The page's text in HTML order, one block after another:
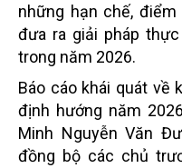
những hạn chế,
đưa ra giải pháp
trong năm 2026.
Báo cáo khái quát về
định hướng năm
Minh Nguyễn Văn
đồng bộ các chủ